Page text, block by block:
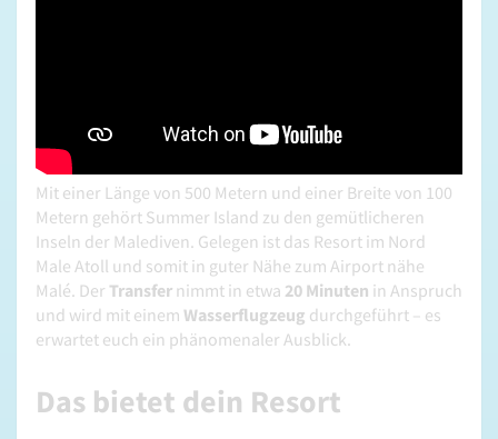
Mit einer Länge von 500 Metern und einer Breite von 100
Metern gehört Summer Island zu den gemütlicheren
Inseln der Malediven. Gelegen ist das Resort im Nord
Male Atoll und somit in guter Nähe zum Airport nähe
Malé. Der Transfer nimmt in etwa 20 Minuten in Anspruch
und wird mit einem Wasserflugzeug durchgeführt – es
erwartet euch ein phänomenaler Ausblick.
Das bietet dein Resort